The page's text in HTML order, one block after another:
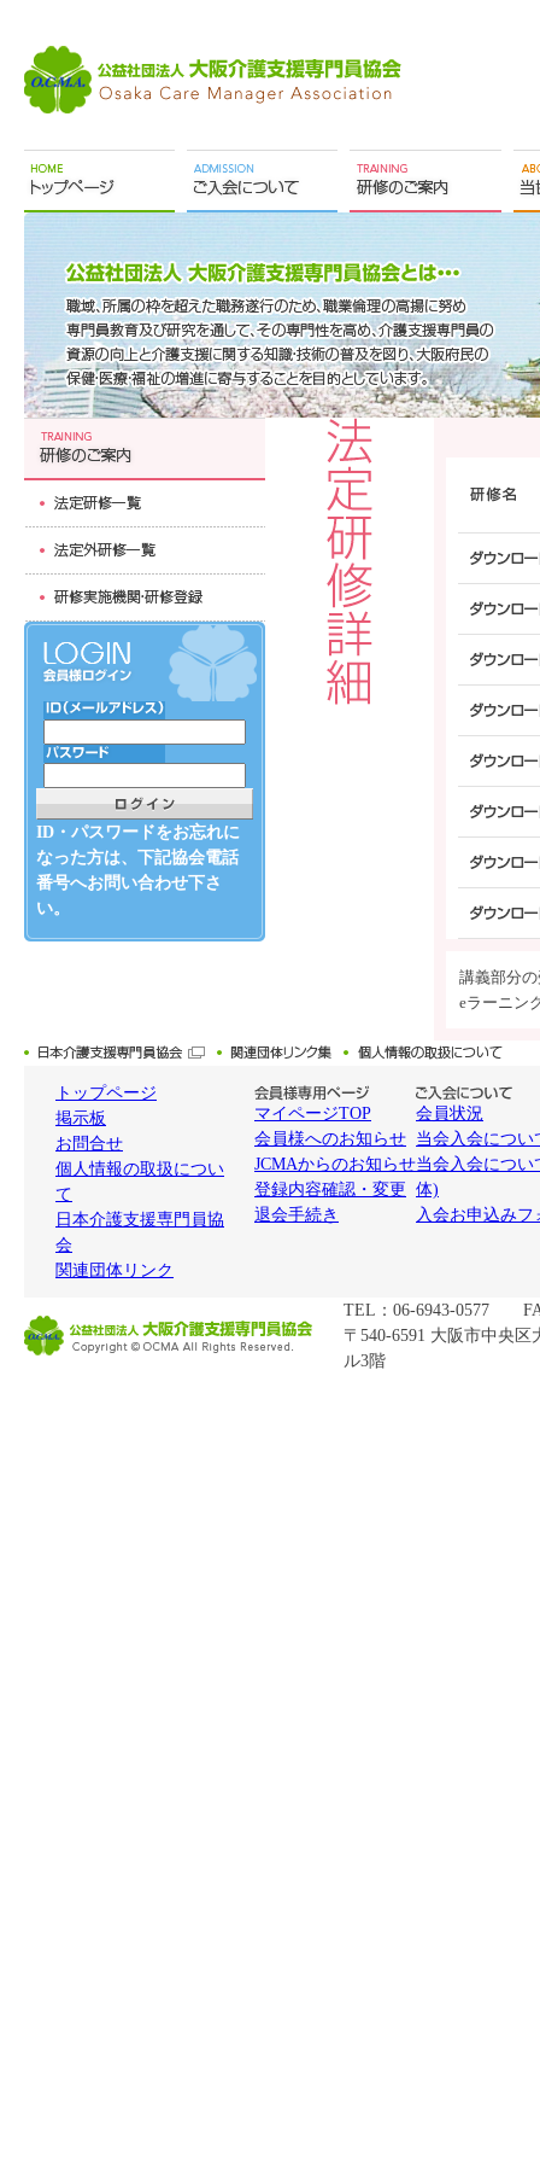
ID・パスワードをお忘れに
なった方は、下記協会電話
番号へお問い合わせ下さ
い。
講義部分
eラーニン
トップページ
掲示板
お問合せ
個人情報の取扱につい
て
日本介護支援専門員協
会
関連団体リンク
マイページTOP
会員様へのお知らせ
JCMAからのお知らせ
登録内容確認・変更
退会手続き
会員状況
当会入会につい
当会入会につい
体)
入会お申込みフ
TEL：06-6943-0577
〒540-6591 大阪市中央
ル3階